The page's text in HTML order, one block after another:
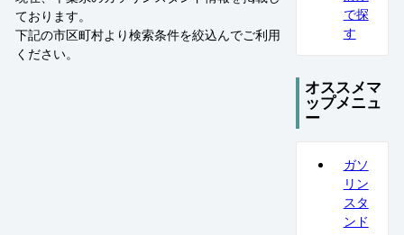
ております。
下記の市区町村より検索条件を絞込んでご利用
ください。
で探
す
オススメマ
ップメニュ
ー
ガソ
リン
スタ
ンド